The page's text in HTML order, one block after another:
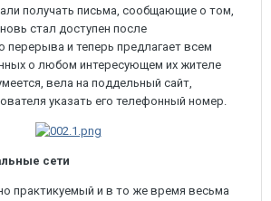
получать письма, сообщающие о том,
стал доступен после
перерыва и теперь предлагает всем
о любом интересующем их жителе
вела на поддельный сайт,
указать его телефонный номер.
сети
практикуемый и в то же время весьма